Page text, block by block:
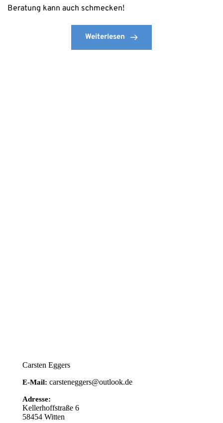
Beratung kann auch schmecken!
Weiterlesen
Carsten Eggers
E-Mail: carsteneggers@outlook.de
Adresse:
Kellerhoffstraße 6
58454 Witten